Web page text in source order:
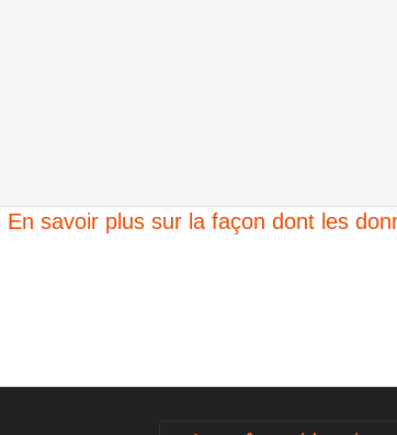
En savoir plus sur la façon dont les